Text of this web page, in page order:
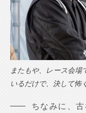
またもや、レース会場
いるだけで、決して怖
ちなみに、